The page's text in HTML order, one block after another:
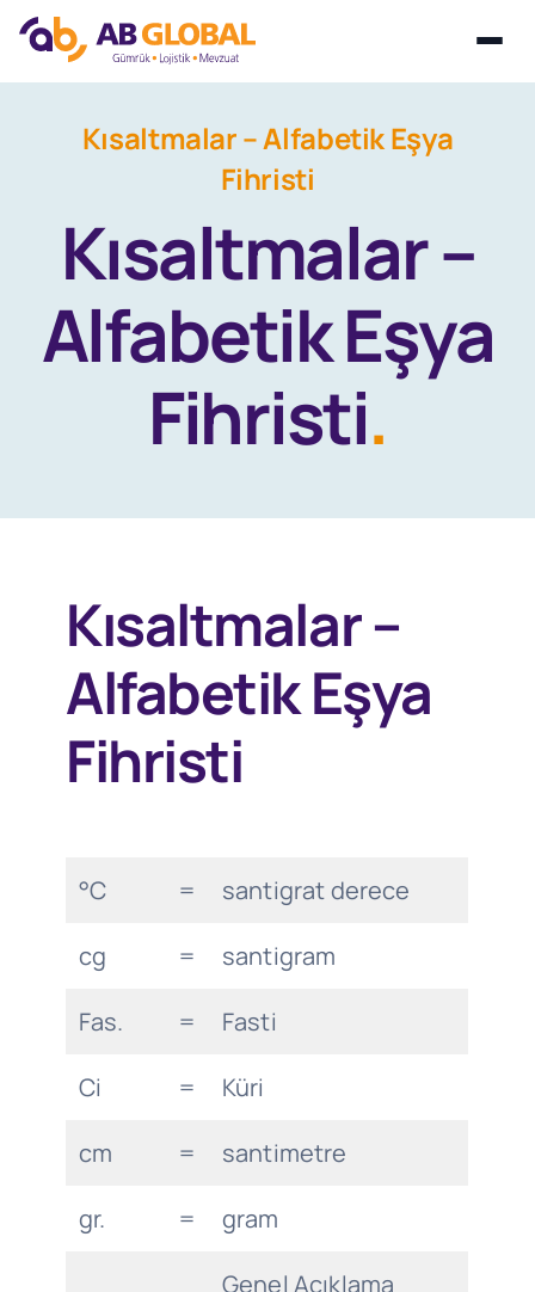
Kısaltmalar – Alfabetik Eşya
Fihristi
Kısaltmalar –
Alfabetik Eşya
Fihristi.
Kısaltmalar –
Alfabetik Eşya
Fihristi
°C = santigrat derece
cg = santigram
Fas. = Fasti
Ci = Küri
cm = santimetre
gr. = gram
Genel Açıklama